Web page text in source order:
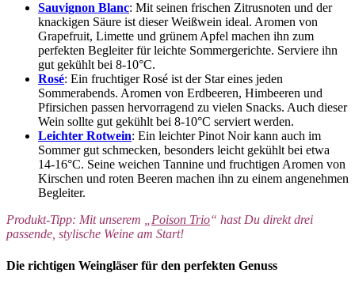
Sauvignon Blanc: Mit seinen frischen Zitrusnoten und der
knackigen Säure ist dieser Weißwein ideal. Aromen von
Grapefruit, Limette und grünem Apfel machen ihn zum
perfekten Begleiter für leichte Sommergerichte. Serviere ihn
gut gekühlt bei 8-10°C.
Rosé: Ein fruchtiger Rosé ist der Star eines jeden
Sommerabends. Aromen von Erdbeeren, Himbeeren und
Pfirsichen passen hervorragend zu vielen Snacks. Auch dieser
Wein sollte gut gekühlt bei 8-10°C serviert werden.
Leichter Rotwein: Ein leichter Pinot Noir kann auch im
Sommer gut schmecken, besonders leicht gekühlt bei etwa
14-16°C. Seine weichen Tannine und fruchtigen Aromen von
Kirschen und roten Beeren machen ihn zu einem angenehmen
Begleiter.
Produkt-Tipp: Mit unserem „ Poison Trio“ hast Du direkt drei
passende, stylische Weine am Start!
Die richtigen Weingläser für den perfekten Genuss